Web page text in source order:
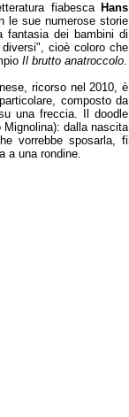
fiabesca Hans
le sue numerose storie
fantasia dei bambini di
cioè coloro che
Il brutto anatroccolo.
ricorso nel 2010, è
composto da
una freccia. Il doodle
dalla nascita
vorrebbe sposarla,
a una rondine.